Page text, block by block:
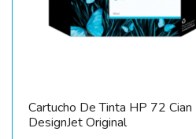
Cartucho De Tinta HP 72 Cian
DesignJet Original